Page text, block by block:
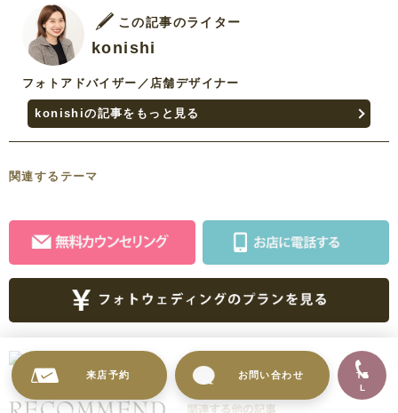
この記事のライター
konishi
フォトアドバイザー／店舗デザイナー
konishiの記事をもっと見る
関連するテーマ
来店予約 お問い合わせ
TE
L